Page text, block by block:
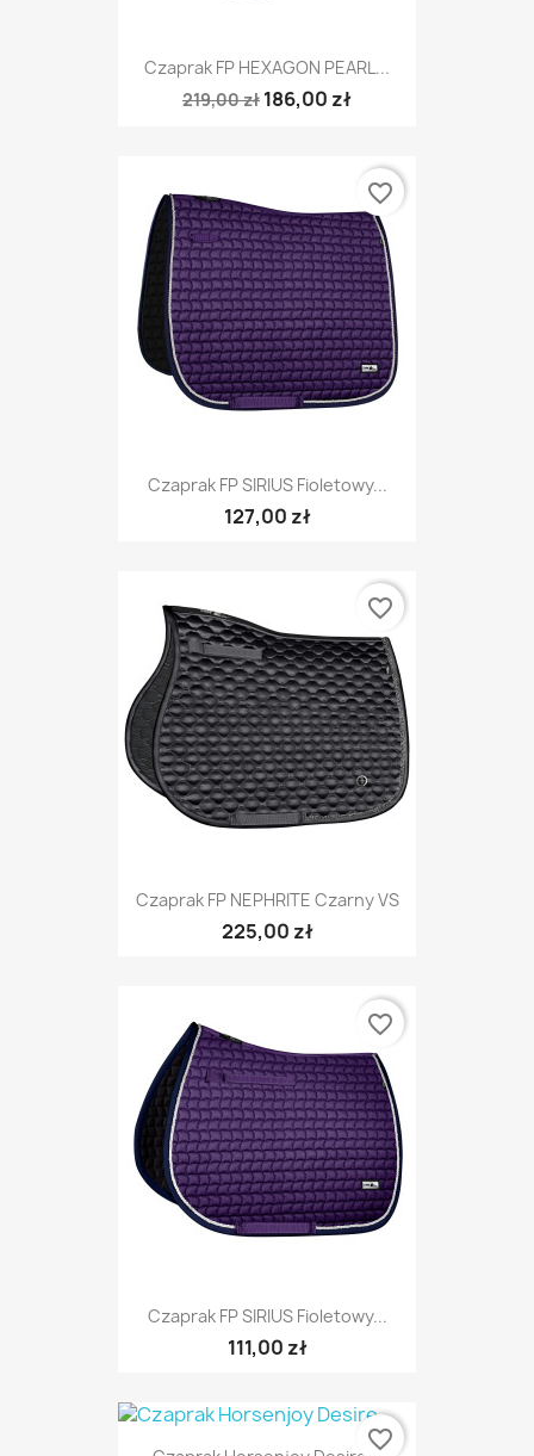
Czaprak FP HEXAGON PEARL...
219,00 zł 186,00 zł
Czaprak FP SIRIUS Fioletowy...
127,00 zł
favorite_border
Czaprak FP NEPHRITE Czarny VS
225,00 zł
favorite_border
Czaprak FP SIRIUS Fioletowy...
111,00 zł
favorite_border
favorite_border